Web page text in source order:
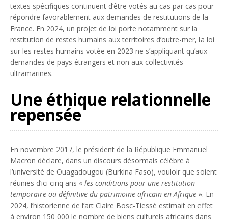
textes spécifiques continuent d’être votés au cas par cas pour
répondre favorablement aux demandes de restitutions de la
France. En 2024, un projet de loi porte notamment sur la
restitution de restes humains aux territoires d’outre-mer, la loi
sur les restes humains votée en 2023 ne s’appliquant qu’aux
demandes de pays étrangers et non aux collectivités
ultramarines.
Une éthique relationnelle
repensée
En novembre 2017, le président de la République Emmanuel
Macron déclare, dans un discours désormais célèbre à
l’université de Ouagadougou (Burkina Faso), vouloir que soient
réunies d’ici cinq ans « les conditions pour une restitution
temporaire ou définitive du patrimoine africain en Afrique ». En
2024, l’historienne de l’art Claire Bosc-Tiessé estimait en effet
à environ 150 000 le nombre de biens culturels africains dans